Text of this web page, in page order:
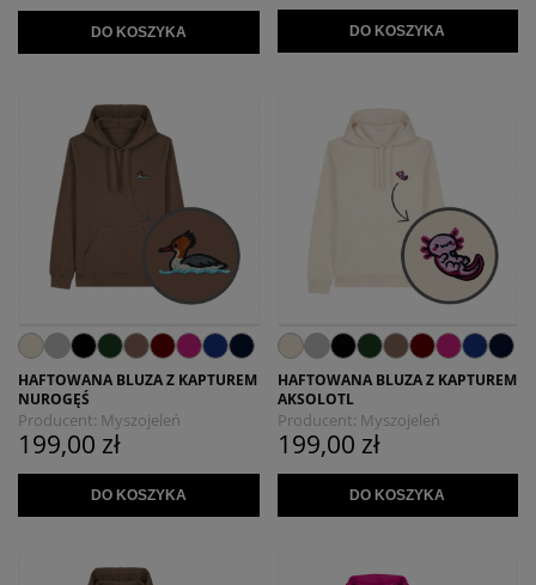
DO KOSZYKA DO KOSZYKA
HAFTOWANA BLUZA Z KAPTUREM
NUROGĘŚ
Producent: Myszojeleń
199,00 zł
DO KOSZYKA
HAFTOWANA BLUZA Z KAPTUREM
AKSOLOTL
Producent: Myszojeleń
199,00 zł
DO KOSZYKA